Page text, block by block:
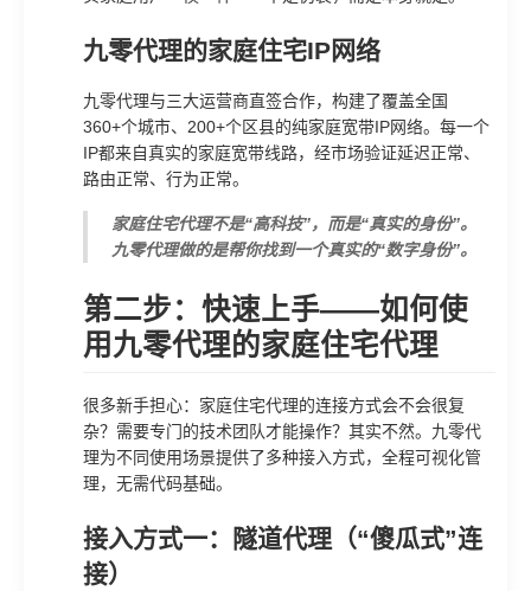
九零代理的家庭住宅IP网络
九零代理与三大运营商直签合作，构建了覆盖全国
360+个城市、200+个区县的纯家庭宽带IP网络。每一个
IP都来自真实的家庭宽带线路，经市场验证延迟正常、
路由正常、行为正常。
家庭住宅代理不是“高科技”，而是“真实的身份”。
九零代理做的是帮你找到一个真实的“数字身份”。
第二步：快速上手——如何使
用九零代理的家庭住宅代理
很多新手担心：家庭住宅代理的连接方式会不会很复
杂？需要专门的技术团队才能操作？其实不然。九零代
理为不同使用场景提供了多种接入方式，全程可视化管
理，无需代码基础。
接入方式一：隧道代理（“傻瓜式”连
接）